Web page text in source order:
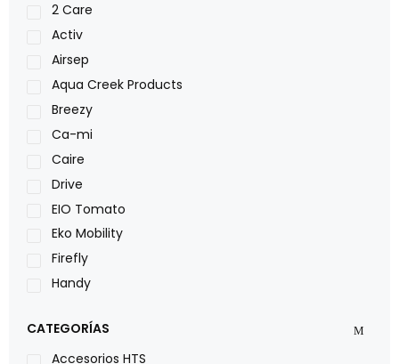
2 Care
Activ
Airsep
Aqua Creek Products
Breezy
Ca-mi
Caire
Drive
EIO Tomato
Eko Mobility
Firefly
Handy
Leggero
Lumex
CATEGORÍAS
Accesorios HTS